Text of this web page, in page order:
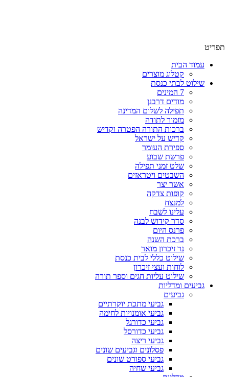
תפריט
עמוד הבית
קטלוג מוצרים
שילוט לבתי כנסת
7 המינים
מודים דרבנן
תפילה לשלום המדינה
מזמור לתודה
ברכות התורה הפטרה וקדיש
קדיש על ישראל
ספירת העומר
פרשת שבוע
שלט זמני תפילה
השבטים ויטראזים
אשר יצר
קופות צדקה
למנצח
עלינו לשבח
סדר קידוש לבנה
פרנס היום
ברכת השנה
נר זיכרון מואר
שילוט כללי לבית כנסת
לוחות ועצי זיכרון
שילוט עליות חגים וספר תורה
גביעים ומדליות
גביעים
גביעי מתכת יוקרתיים
גביעי אומנויות לחימה
גביעי כדורגל
גביעי כדורסל
גביעי ריצה
פסלונים וגביעים שונים
גביעי ספורט שונים
גביעי שחיה